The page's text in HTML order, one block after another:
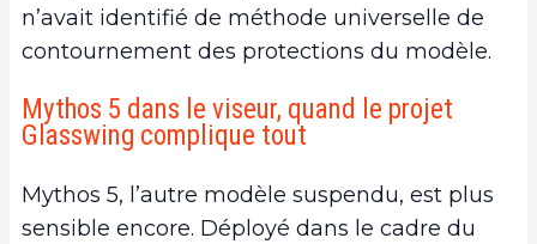
n’avait identifié de méthode universelle de
contournement des protections du modèle.
Mythos 5 dans le viseur, quand le projet
Glasswing complique tout
Mythos 5, l’autre modèle suspendu, est plus
sensible encore. Déployé dans le cadre du